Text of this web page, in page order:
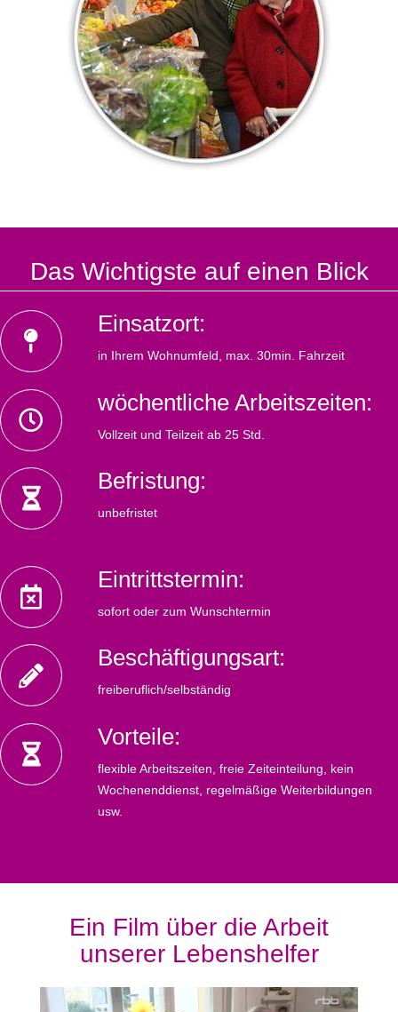
Das Wichtigste auf einen Blick
Einsatzort:
in Ihrem Wohnumfeld, max. 30min. Fahrzeit
wöchentliche Arbeitszeiten:
Vollzeit und Teilzeit ab 25 Std.
Befristung:
unbefristet
Eintrittstermin:
sofort oder zum Wunschtermin
Beschäftigungsart:
freiberuflich/selbständig
Vorteile:
flexible Arbeitszeiten, freie Zeiteinteilung, kein
Wochenenddienst, regelmäßige Weiterbildungen
usw.
Ein Film über die Arbeit
unserer Lebenshelfer